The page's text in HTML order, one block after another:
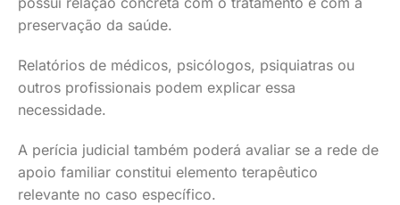
preservação da saúde.
Relatórios de médicos, psicólogos, psiquiatras ou
outros profissionais podem explicar essa
necessidade.
A perícia judicial também poderá avaliar se a rede de
apoio familiar constitui elemento terapêutico
relevante no caso específico.